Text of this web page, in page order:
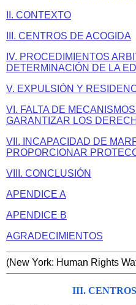
II. CONTEXTO
III. CENTROS DE ACOGIDA
IV. PROCEDIMIENTOS
DETERMINACIÓN DE LA
V. EXPULSIÓN Y
VI. FALTA DE
GARANTIZAR LOS
VII. INCAPACIDAD DE
PROPORCIONAR
VIII. CONCLUSIÓN
APENDICE A
APENDICE B
AGRADECIMIENTOS
(New York: Human Rights
III.